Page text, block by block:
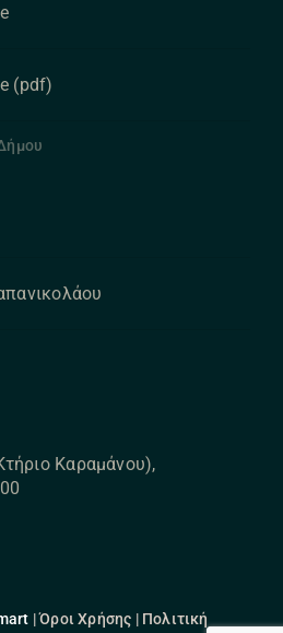
(pdf)
Καραμάνου),
| Όροι Χρήσης | Πολιτική